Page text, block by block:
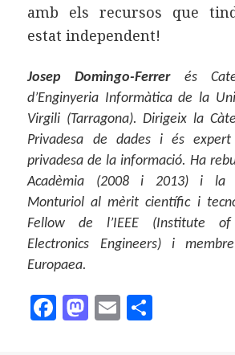
amb els recursos que
estat independent!
Josep Domingo-Ferrerés
d’Enginyeria Informàtica de la
Virgili (Tarragona). Dirigeix la
Privadesa de dades i és
privadesa de la informació. Ha
Acadèmia (2008 i 2013) i la
Monturiol al mèrit científic i
Fellow de l’IEEE (Institute
Electronics Engineers) i
Europaea.
F M E